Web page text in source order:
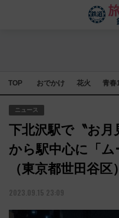
TOP おでかけ 花火 青春
ニュース
下北沢駅で〝お
から駅中心に「ム
（東京都世田谷区）
2023.09.15 23:09